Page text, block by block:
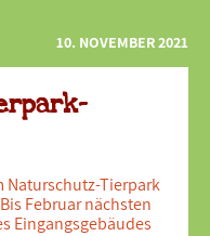
10. NOVEMBER 2021
Naturschutz-Tierpark
Februar nächsten
Eingangsgebäudes